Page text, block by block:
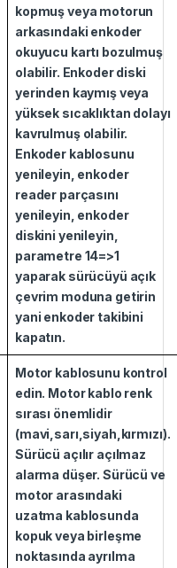
kopmuş veya motorun
arkasındaki enkoder
okuyucu kartı bozulmuş
olabilir. Enkoder diski
yerinden kaymış veya
yüksek sıcaklıktan dolayı
kavrulmuş olabilir.
Enkoder kablosunu
yenileyin, enkoder
reader parçasını
yenileyin, enkoder
diskini yenileyin,
parametre 14=>1
yaparak sürücüyü açık
çevrim moduna getirin
yani enkoder takibini
kapatın.
Motor kablosunu kontrol
edin. Motor kablo renk
sırası önemlidir
(mavi,sarı,siyah,kırmızı).
Sürücü açılır açılmaz
alarma düşer. Sürücü ve
motor arasındaki
uzatma kablosunda
kopuk veya birleşme
noktasında ayrılma